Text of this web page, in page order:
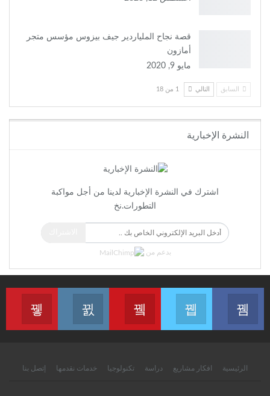
قصة نجاح الملياردير جيف بيزوس مؤسس متجر
أمازون
مايو 9, 2020
السابق التالي 1 من 18
النشرة الإخبارية
اشترك في النشرة الإخبارية لدينا من أجل مواكبة
التطورات.نخ
بدعم من
الرئيسية افكار مشاريع دراسة تكنولوجيا خدمات نقدمها إتصل بنا